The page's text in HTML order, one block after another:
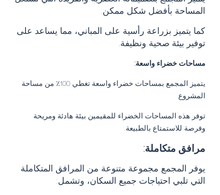
المساحة بأفضل شكل ممكن.
كما يتميز بزراعة رأسية على المباني، مما يساعد على
توفير بيئة صحية ونظيفة.
مساحات خضراء واسعة:
يتميز المجمع بمساحات خضراء واسعة تغطي 100٪ من مساحة
المشروع.
توفر هذه المساحات الخضراء للمقيمين بيئة هادئة ومريحة
وفرصة للاستمتاع بالطبيعة.
مرافق متكاملة:
يوفر المجمع مجموعة متنوعة من المرافق المتكاملة
التي تلبي احتياجات جميع السكان، وتشمل: